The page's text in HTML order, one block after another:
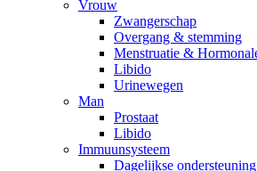
Vrouw
Zwangerschap
Overgang & stemming
Menstruatie &
Libido
Urinewegen
Man
Prostaat
Libido
Immuunsysteem
Dagelijkse ondersteuning